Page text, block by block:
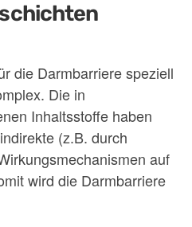
die Darmbarriere speziell
Die in
Inhaltsstoffe haben
(z.B. durch
auf
wird die Darmbarriere